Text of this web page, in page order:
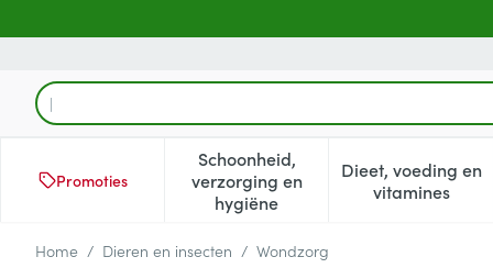
Product, merk, categorie...
Promoties
Schoonheid,
verzorging en
hygiëne
Toon submenu voor
Dieet, voeding en
vitamines
Toon
Home / Dieren en insecten / Wondzorg